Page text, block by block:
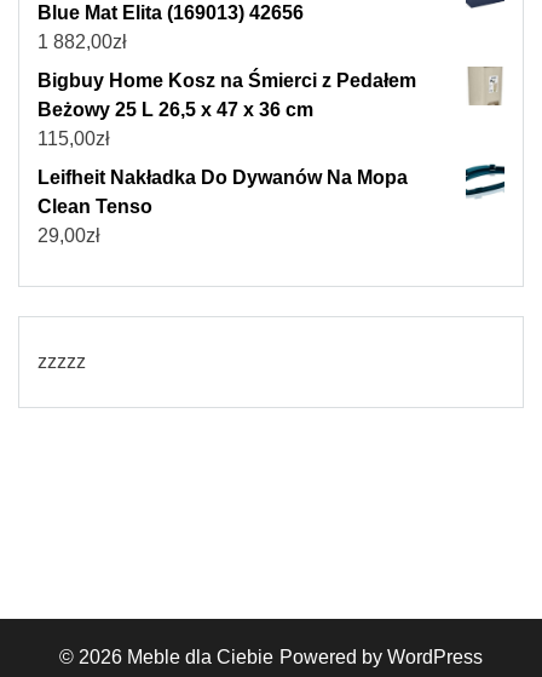
Blue Mat Elita (169013) 42656
1 882,00zł
Bigbuy Home Kosz na Śmierci z Pedałem
Beżowy 25 L 26,5 x 47 x 36 cm
115,00zł
Leifheit Nakładka Do Dywanów Na Mopa
Clean Tenso
29,00zł
zzzzz
© 2026 Meble dla Ciebie Powered by WordPress